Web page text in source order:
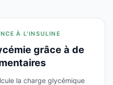
À L'INSULINE
grâce à de
la charge glycémique